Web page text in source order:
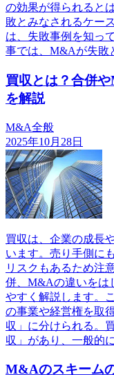
の効果が得られると
敗とみなされるケー
は、失敗事例を知っ
事では、M&Aが失敗
買収とは？合併
を解説
M&A全般
2025年10月28日
買収は、企業の成長
います。売り手側に
リスクもあるため注
併、M&Aの違いをは
やすく解説します。
の事業や経営権を取
収」に分けられる。
収」があり、一般的
M&Aのスキーム